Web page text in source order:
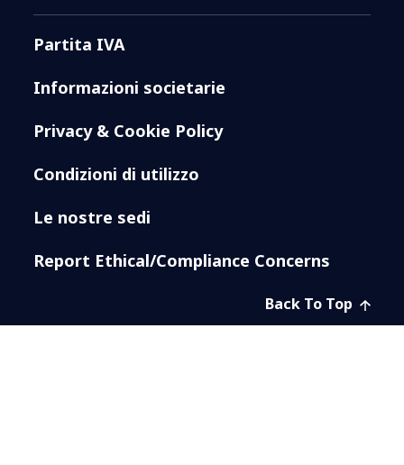
Partita IVA
Informazioni societarie
Privacy & Cookie Policy
Condizioni di utilizzo
Le nostre sedi
Report Ethical/Compliance Concerns
Back To Top